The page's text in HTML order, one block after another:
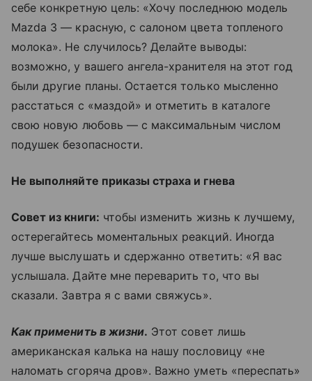
себе конкретную цель: «Хочу последнюю модель
Mazda 3 — красную, с салоном цвета топленого
молока». Не случилось? Делайте выводы:
возможно, у вашего ангела-хранителя на этот год
были другие планы. Остается только мысленно
расстаться с «маздой» и отметить в каталоге
свою новую любовь — с максимальным числом
подушек безопасности.
Не выполняйте приказы страха и гнева
Совет из книги: чтобы изменить жизнь к лучшему,
остерегайтесь моментальных реакций. Иногда
лучше выслушать и сдержанно ответить: «Я вас
услышала. Дайте мне переварить то, что вы
сказали. Завтра я с вами свяжусь».
Как применить в жизни. Этот совет лишь
американская калька на нашу пословицу «не
наломать сгоряча дров». Важно уметь «переспать»